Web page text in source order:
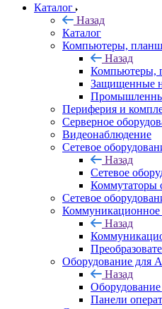
Каталог
Назад
Каталог
Компьютеры,
Назад
Компьютеры,
Защищенные
Периферия и
Серверное
Видеонаблюдение
Сетевое
Назад
Сетевое
Коммутаторы
Сетевое
Коммуникационное
Назад
Оборудование для
Назад
Панели